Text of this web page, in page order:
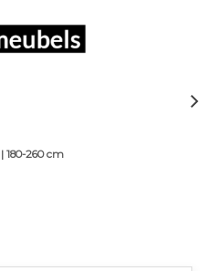
260 cm